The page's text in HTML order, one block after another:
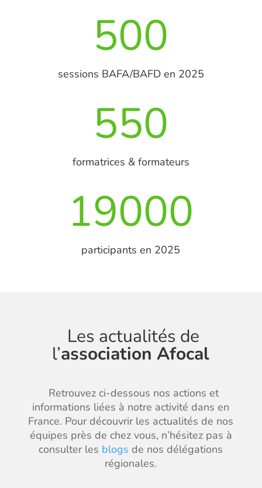
500
sessions BAFA/BAFD en 2025
550
formatrices & formateurs
19000
participants en 2025
Les actualités de
l’association Afocal
Retrouvez ci-dessous nos actions et
informations liées à notre activité dans en
France. Pour découvrir les actualités de nos
équipes près de chez vous, n’hésitez pas à
consulter les blogs de nos délégations
régionales.